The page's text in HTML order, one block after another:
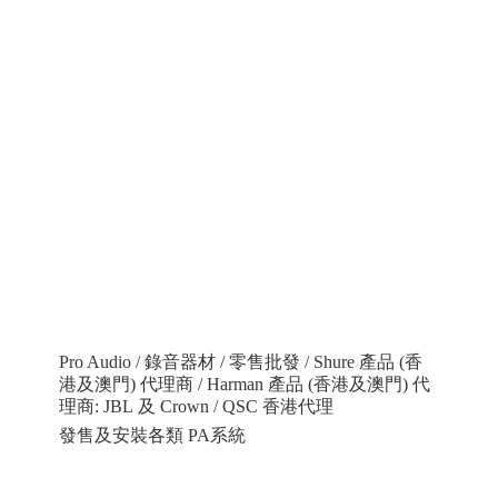
Pro Audio / 錄音器材 / 零售批發 / Shure 產品 (香
港及澳門) 代理商 / Harman 產品 (香港及澳門) 代
理商: JBL 及 Crown / QSC 香港代理
發售及安裝各類 PA系統